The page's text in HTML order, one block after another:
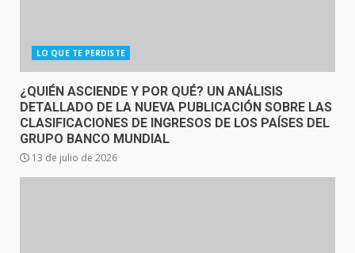
LO QUE TE PERDISTE
¿QUIÉN ASCIENDE Y POR QUÉ? UN ANÁLISIS
DETALLADO DE LA NUEVA PUBLICACIÓN SOBRE LAS
CLASIFICACIONES DE INGRESOS DE LOS PAÍSES DEL
GRUPO BANCO MUNDIAL
13 de julio de 2026